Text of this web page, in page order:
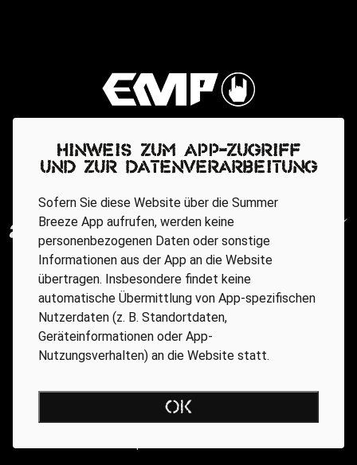
Hinweis zum App-Zugriff
und zur Datenverarbeitung
Sofern Sie diese Website über die Summer
Breeze App aufrufen, werden keine
personenbezogenen Daten oder sonstige
Informationen aus der App an die Website
übertragen. Insbesondere findet keine
automatische Übermittlung von App-spezifischen
Nutzerdaten (z. B. Standortdaten,
Geräteinformationen oder App-
Nutzungsverhalten) an die Website statt.
OK